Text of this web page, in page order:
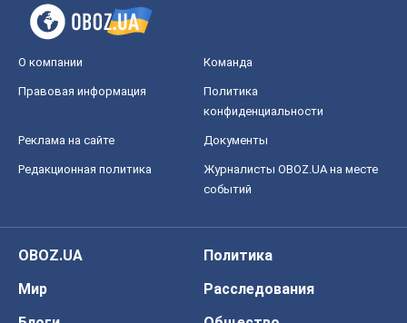
О компании Команда
Правовая информация
Политика
конфиденциальности
Реклама на сайте Документы
Редакционная политика
Журналисты OBOZ.UA на месте
событий
OBOZ.UA
Политика
Мир
Расследования